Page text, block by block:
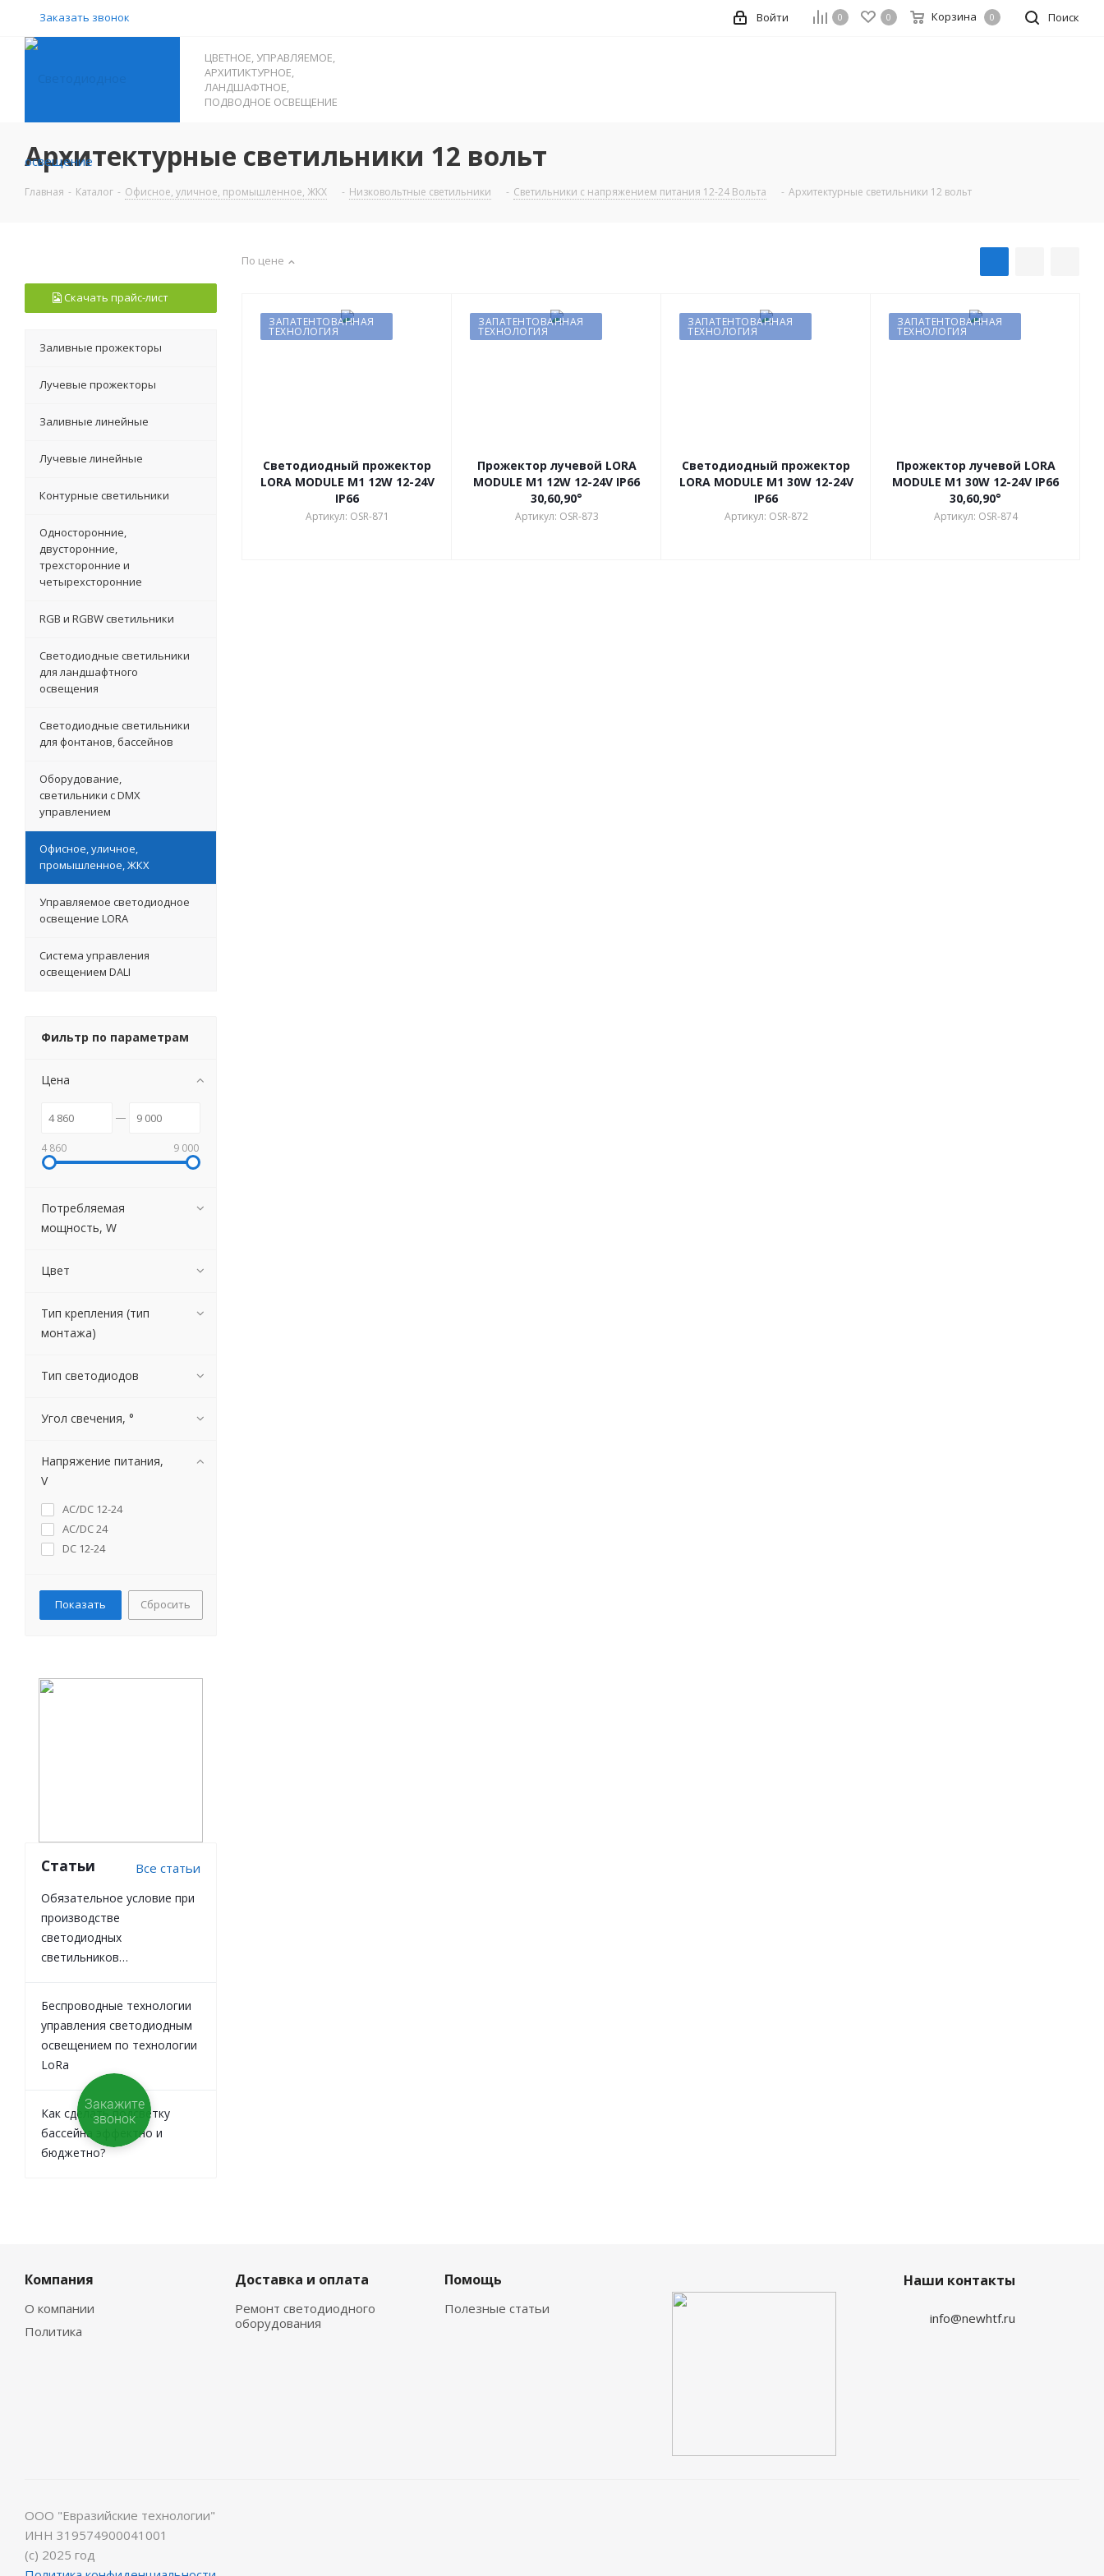
Заказать звонок Поиск
0 0 Корзина 0
Войти
ЦВЕТНОЕ, УПРАВЛЯЕМОЕ,
АРХИТИКТУРНОЕ,
ЛАНДШАФТНОЕ,
ПОДВОДНОЕ ОСВЕЩЕНИЕ
Архитектурные светильники 12 вольт
Главная - Каталог - Офисное, уличное, промышленное, ЖКХ - Низковольтные светильники - Светильники с напряжением питания 12-24 Вольта - Архитектурные светильники 12 вольт
По цене
ЗАПАТЕНТОВАННАЯ
ТЕХНОЛОГИЯ
Светодиодный прожектор
LORA MODULE M1 12W 12-24V
IP66
Артикул: OSR-871
ЗАПАТЕНТОВАННАЯ
ТЕХНОЛОГИЯ
Прожектор лучевой LORA
MODULE M1 12W 12-24V IP66
30,60,90°
Артикул: OSR-873
ЗАПАТЕНТОВАННАЯ
ТЕХНОЛОГИЯ
Светодиодный прожектор
LORA MODULE M1 30W 12-24V
IP66
Артикул: OSR-872
ЗАПАТЕНТОВАННАЯ
ТЕХНОЛОГИЯ
Прожектор лучевой LORA
MODULE M1 30W 12-24V IP66
30,60,90°
Артикул: OSR-874
Скачать прайс-лист
Заливные прожекторы
Лучевые прожекторы
Заливные линейные
Лучевые линейные
Контурные светильники
Односторонние,
двусторонние,
трехсторонние и
четырехсторонние
RGB и RGBW светильники
Светодиодные светильники
для ландшафтного
освещения
Светодиодные светильники
для фонтанов, бассейнов
Оборудование,
светильники с DMX
управлением
Офисное, уличное,
промышленное, ЖКХ
Управляемое светодиодное
освещение LORA
Система управления
освещением DALI
Фильтр по параметрам
Цена
4 860 9 000
Потребляемая
мощность, W
Цвет
Тип крепления (тип
монтажа)
Тип светодиодов
Угол свечения, °
Напряжение питания,
V
AC/DC 12-24
AC/DC 24
DC 12-24
Сбросить
Статьи Все статьи
Обязательное условие при
производстве
светодиодных
светильников…
Беспроводные технологии
управления светодиодным
освещением по технологии
LoRa
Как сделать подсветку
бассейна эффектно и
бюджетно?
Компания
О компании
Политика
Доставка и оплата
Ремонт светодиодного
оборудования
Помощь
Полезные статьи
Наши контакты
info@newhtf.ru
ООО "Евразийские технологии"
ИНН 319574900041001
(с) 2025 год
Закажите
звонок